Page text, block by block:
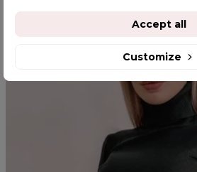
Customize
Accept all